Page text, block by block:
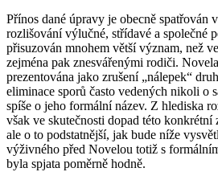
Přínos dané úpravy je obecně spatřován
rozlišování výlučné, střídavé a společné
přisuzován mnohem větší význam, než
zejména pak znesvářenými rodiči.
prezentována jako zrušení „nálepek“
eliminace sporů často vedených nikoli o
spíše o jeho formální název. Z hlediska
však ve skutečnosti dopad této konkrétní
ale o to podstatnější, jak bude níže
výživného před Novelou totiž s
byla spjata poměrně hodně.